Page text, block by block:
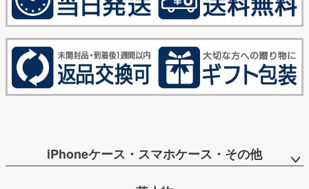
iPhoneケース・スマホケース・その他